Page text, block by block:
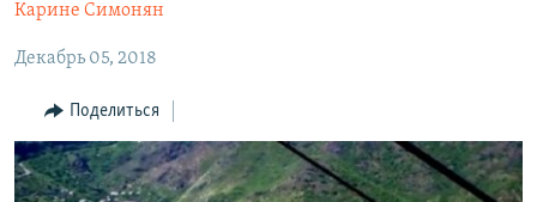
НАГОРНЫЙ КАРАБАХ
КУЛЬТУРА
СПОРТ
АРХИВ
Карине Симонян
Декабрь 05, 2018
Поделиться